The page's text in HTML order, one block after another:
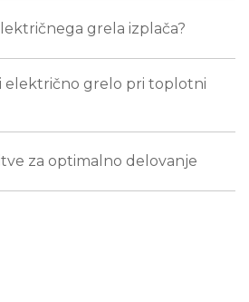
grela izplača?
električno grelo pri toplotni
za optimalno delovanje